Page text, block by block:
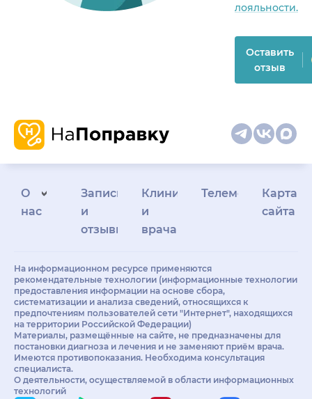
лояльности.
Оставить
отзыв
О
нас
Запись
и
отзывы
Клиникам
и
врачам
Телемедицина
Карта
сайта
На информационном ресурсе применяются
рекомендательные технологии (информационные технологии
предоставления информации на основе сбора,
систематизации и анализа сведений, относящихся к
предпочтениям пользователей сети "Интернет", находящихся
на территории Российской Федерации)
Материалы, размещённые на сайте, не предназначены для
постановки диагноза и лечения и не заменяют приём врача.
Имеются противопоказания. Необходима консультация
специалиста.
О деятельности, осуществляемой в области информационных
технологий